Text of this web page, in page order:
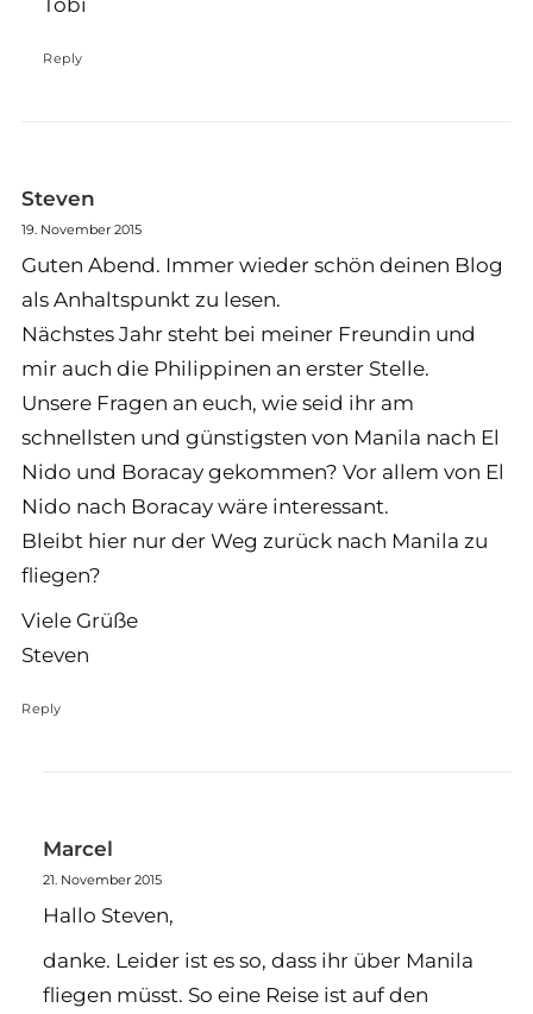
Tobi
Reply
Steven
19. November 2015
Guten Abend. Immer wieder schön deinen Blog
als Anhaltspunkt zu lesen.
Nächstes Jahr steht bei meiner Freundin und
mir auch die Philippinen an erster Stelle.
Unsere Fragen an euch, wie seid ihr am
schnellsten und günstigsten von Manila nach El
Nido und Boracay gekommen? Vor allem von El
Nido nach Boracay wäre interessant.
Bleibt hier nur der Weg zurück nach Manila zu
fliegen?
Viele Grüße
Steven
Reply
Marcel
21. November 2015
Hallo Steven,
danke. Leider ist es so, dass ihr über Manila
fliegen müsst. So eine Reise ist auf den